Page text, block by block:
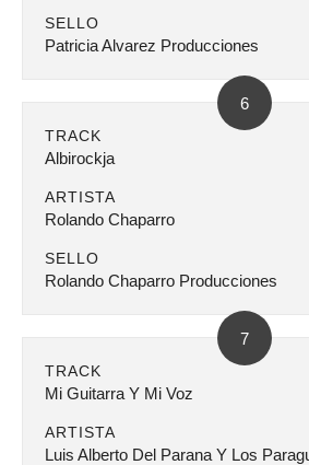
SELLO
Patricia Alvarez Producciones
6
TRACK
Albirockja
ARTISTA
Rolando Chaparro
SELLO
Rolando Chaparro Producciones
7
TRACK
Mi Guitarra Y Mi Voz
ARTISTA
Luis Alberto Del Parana Y Los